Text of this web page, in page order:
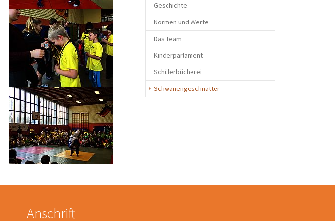
Geschichte
Normen und Werte
Das Team
Kinderparlament
Schülerbücherei
Schwanengeschnatter
Anschrift